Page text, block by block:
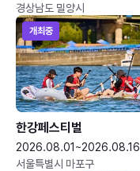
경상남도 밀양시
개최중
한강페스티벌
2026.08.01~2026.08.16
서울특별시 마포구